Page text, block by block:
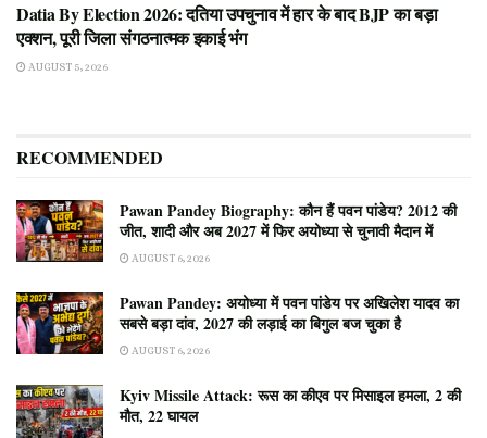
Datia By Election 2026: दतिया उपचुनाव में हार के बाद BJP का बड़ा
एक्शन, पूरी जिला संगठनात्मक इकाई भंग
AUGUST 5, 2026
RECOMMENDED
Pawan Pandey Biography: कौन हैं पवन पांडेय? 2012 की
जीत, शादी और अब 2027 में फिर अयोध्या से चुनावी मैदान में
AUGUST 6, 2026
Pawan Pandey: अयोध्या में पवन पांडेय पर अखिलेश यादव का
सबसे बड़ा दांव, 2027 की लड़ाई का बिगुल बज चुका है
AUGUST 6, 2026
Kyiv Missile Attack: रूस का कीएव पर मिसाइल हमला, 2 की
मौत, 22 घायल